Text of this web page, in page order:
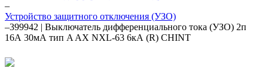
–
Устройство защитного отключения (УЗО)
–399942 | Выключатель дифференциального тока (УЗО) 2п
16А 30мА тип A AX NXL-63 6кА (R) CHINT